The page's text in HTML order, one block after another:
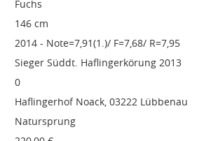
Fuchs
146 cm
2014 - Note=7,91(1.)/ F=7,68/ R=7,95
Sieger Süddt. Haflingerkörung 2013
0
Haflingerhof Noack, 03222 Lübbenau
Natursprung